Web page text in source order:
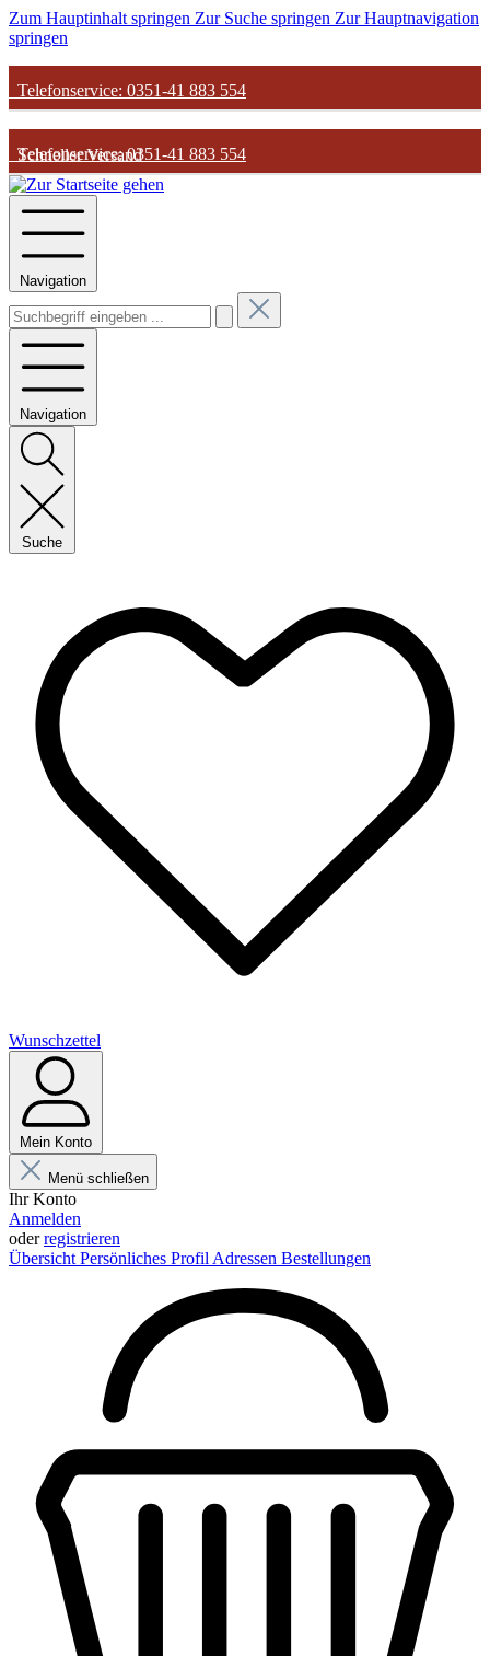
Zum Hauptinhalt springen Zur Suche springen Zur Hauptnavigation
springen
Telefonservice: 0351-41 883 554
Schneller Versand
Günstige Parfum-Preise
Versandkostenfrei ab 50€
Telefonservice: 0351-41 883 554
Schneller Versand
Günstige Parfum-Preise
Versandkostenfrei ab 50€
Navigation
Navigation
Suche
Wunschzettel
Mein Konto
Menü schließen
Ihr Konto
Anmelden
oderregistrieren
Übersicht Persönliches Profil Adressen Bestellungen